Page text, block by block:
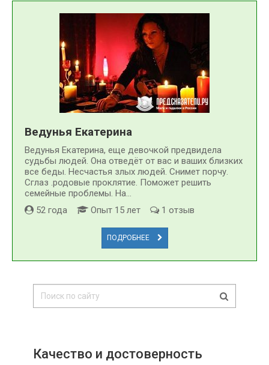
Ведунья Екатерина
Ведунья Екатерина, еще девочкой предвидела
судьбы людей. Она отведёт от вас и ваших близких
все беды. Несчастья злых людей. Снимет порчу.
Сглаз .родовые проклятие. Поможет решить
семейные проблемы. На...
52 года
Опыт 15 лет 1 отзыв
ПОДРОБНЕЕ
Качество и достоверность